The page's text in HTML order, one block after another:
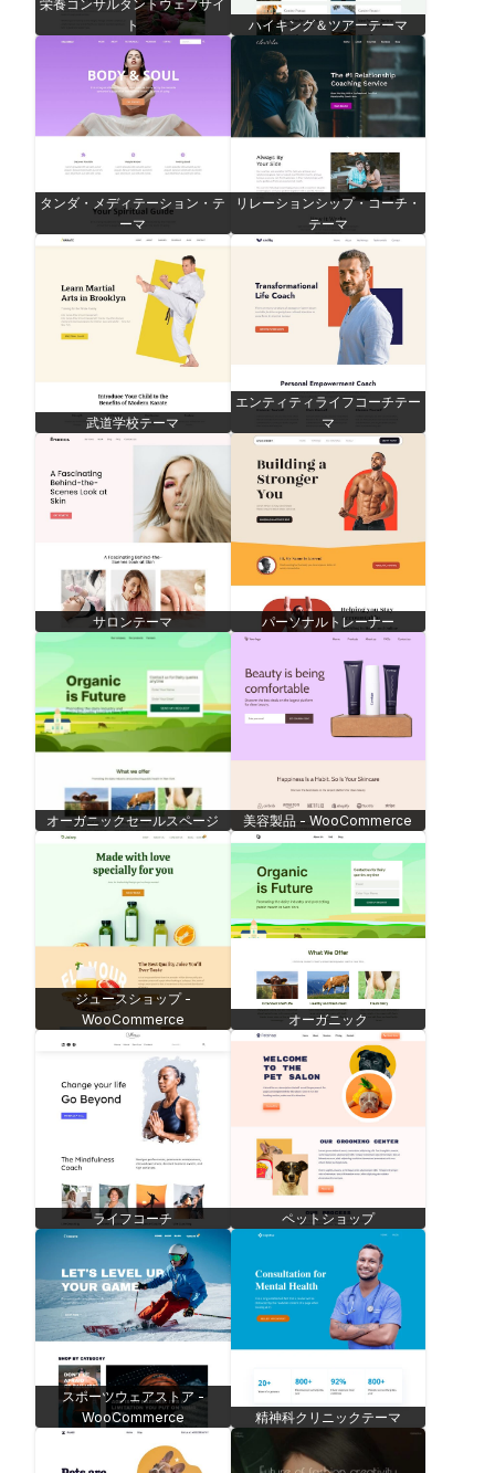
栄養コンサルタントウェブサイ
ト
ハイキング＆ツアーテーマ
タンダ・メディテーション・テ
ーマ
リレーションシップ・コーチ・
テーマ
武道学校テーマ
エンティティライフコーチテー
マ
サロンテーマ パーソナルトレーナー
オーガニックセールスページ 美容製品 - WooCommerce
ジュースショップ -
WooCommerce
オーガニック
ライフコーチ ペットショップ
スポーツウェアストア -
WooCommerce
精神科クリニックテーマ